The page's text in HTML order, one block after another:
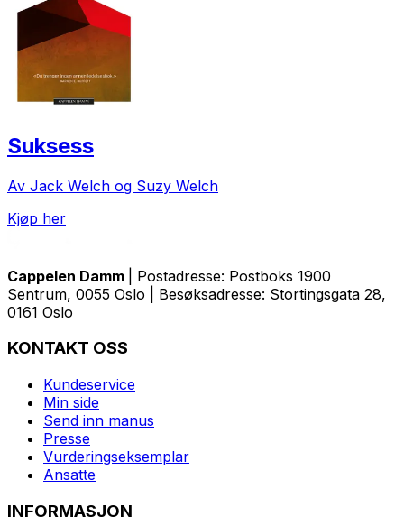
Suksess
Av Jack Welch og Suzy Welch
Kjøp her
Cappelen Damm
| Postadresse: Postboks 1900
Sentrum, 0055 Oslo | Besøksadresse: Stortingsgata 28,
0161 Oslo
KONTAKT OSS
Kundeservice
Min side
Send inn manus
Presse
Vurderingseksemplar
Ansatte
INFORMASJON